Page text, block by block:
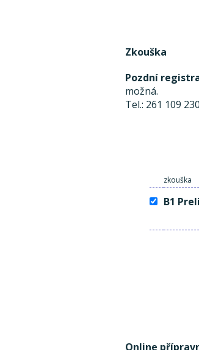
Zkouška
Pozdní
možná.
Tel.: 261 109
zkouška
B1
Online